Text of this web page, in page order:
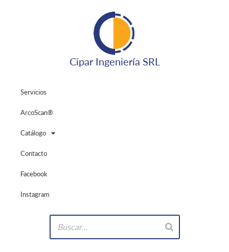
Cipar Ingeniería SRL
Servicios
ArcoScan®
Catálogo
Contacto
Facebook
Instagram